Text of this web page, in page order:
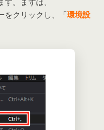
をクリックし、「環境設